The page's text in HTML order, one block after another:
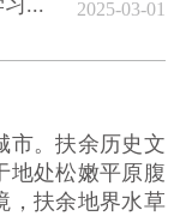
2025-03-01
市。扶余历史文
地处松嫩平原腹
，扶余地界水草